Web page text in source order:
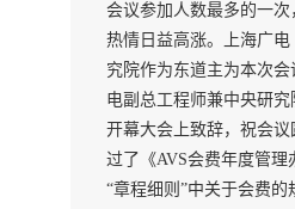
会议参加人数最多的一
热情日益高涨。上海广
究院作为东道主为本次
电副总工程师兼中央研
开幕大会上致辞，祝会
过了《AVS会费年度管
“章程细则”中关于会费